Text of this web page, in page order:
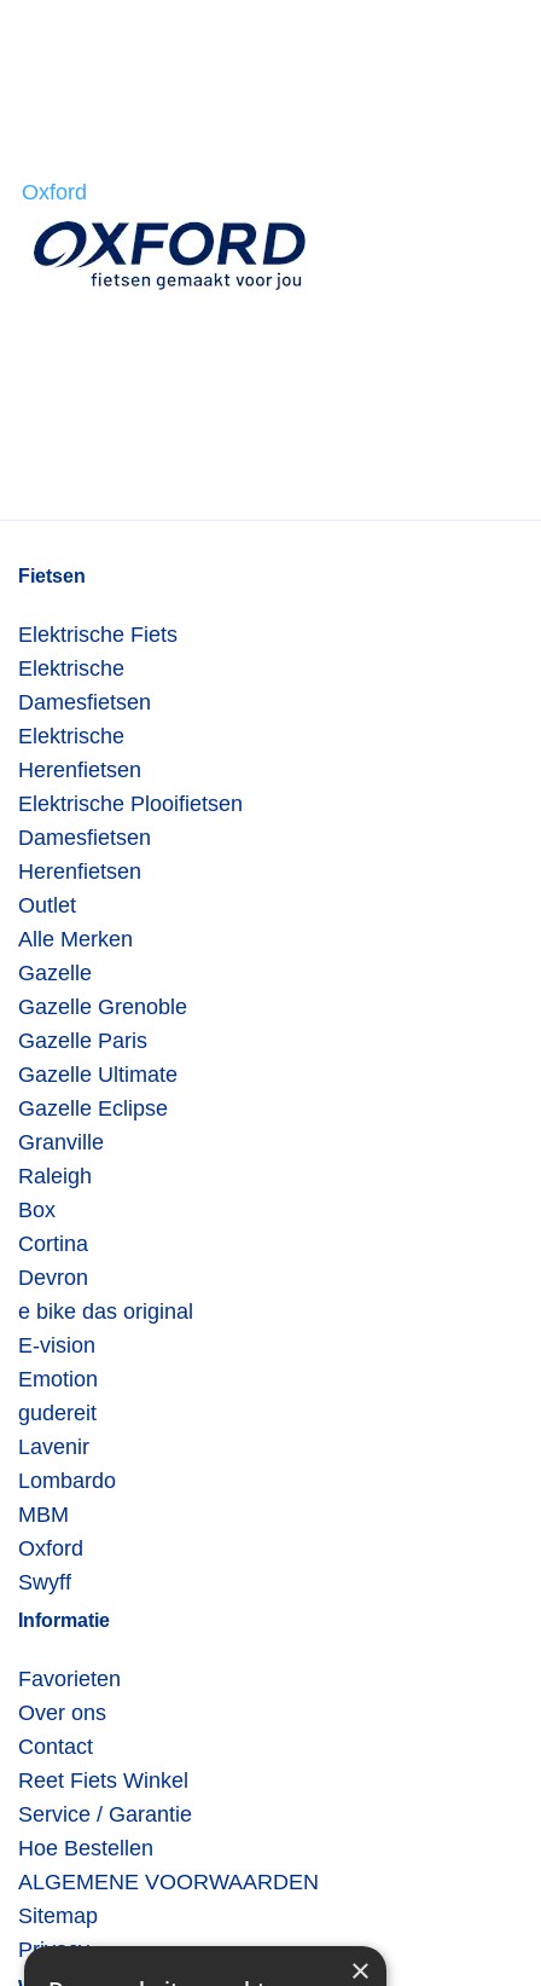
Oxford
Fietsen
Elektrische Fiets
Elektrische
Damesfietsen
Elektrische
Herenfietsen
Elektrische Plooifietsen
Damesfietsen
Herenfietsen
Outlet
Alle Merken
Gazelle
Gazelle Grenoble
Gazelle Paris
Gazelle Ultimate
Gazelle Eclipse
Granville
Raleigh
Box
Cortina
Devron
e bike das original
E-vision
Emotion
gudereit
Lavenir
Lombardo
MBM
Oxford
Swyff
Informatie
Favorieten
Over ons
Contact
Reet Fiets Winkel
Service / Garantie
Hoe Bestellen
ALGEMENE VOORWAARDEN
Sitemap
Privacy
×